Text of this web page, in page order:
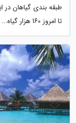
تا امروز 160 هزار گیاه...